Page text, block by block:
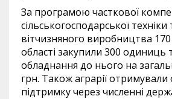
За програмою часткової
сільськогосподарської
вітчизняного виробництва
області закупили 300 одиниць
обладнання до нього на
грн. Також аграрії отримували
підтримку через численні